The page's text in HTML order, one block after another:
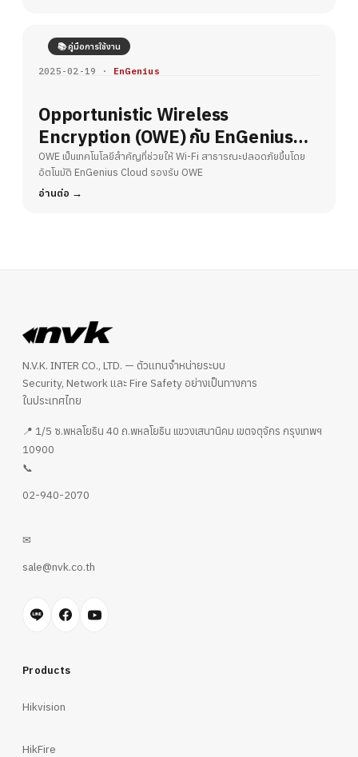
📚 คู่มือการใช้งาน
2025-02-19 · EnGenius
Opportunistic Wireless
Encryption (OWE) กับ EnGenius
Cloud – ยกระดับความปลอดภัย Wi-Fi
สาธารณะ
OWE เป็นเทคโนโลยีสำคัญที่ช่วยให้ Wi-Fi สาธารณะปลอดภัยขึ้นโดย
อัตโนมัติ EnGenius Cloud รองรับ OWE
อ่านต่อ
N.V.K. INTER CO., LTD. — ตัวแทนจำหน่ายระบบ
Security, Network และ Fire Safety อย่างเป็นทางการ
ในประเทศไทย
📍 1/5 ซ.พหลโยธิน 40 ถ.พหลโยธิน แขวงเสนานิคม เขตจตุจักร กรุงเทพฯ
10900
📞
02-940-2070
✉
sale@nvk.co.th
Products
Hikvision
HikFire